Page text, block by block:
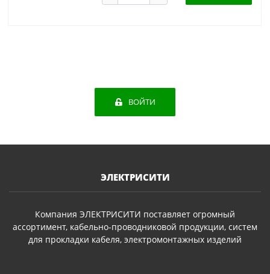
ВОЙТИ
ЭЛЕКТРИСИТИ
Компания ЭЛЕКТРИСИТИ поставляет огромный
ассортимент, кабельно-проводниковой продукции, систем
для прокладки кабеля, электромонтажных изделий